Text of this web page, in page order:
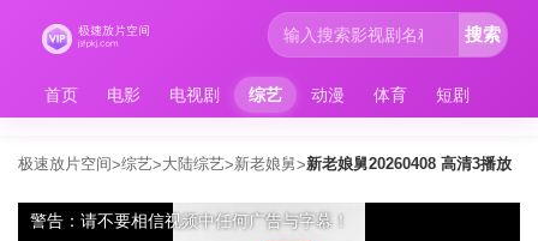
首页 电影 电视剧 综艺 动漫 体育 短剧
搜索
极速放片空间>综艺>大陆综艺>新老娘舅>新老娘舅20260408 高清3播放
警告：请不要相信视频中任何广告与字幕！